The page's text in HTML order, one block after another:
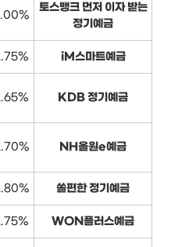
토스뱅크 먼저 이자 받는
정기예금
iM스마트예금
KDB 정기예금
NH올원e예금
쏠편한 정기예금
WON플러스예금